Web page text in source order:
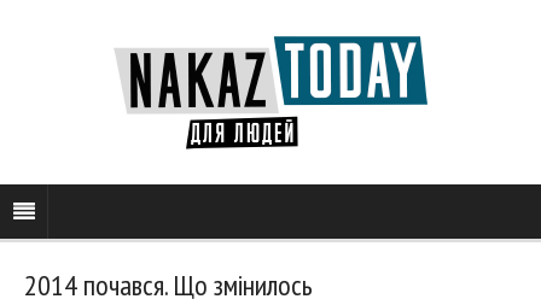
2014 почався. Що змінилось